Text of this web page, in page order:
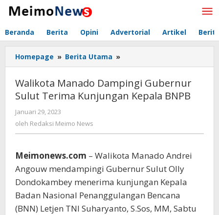
Lewati
Beranda Berita Opini Advertorial Artikel
Homepage » Berita Utama »
Manado
Gubernur
Sulut
Walikota Manado Dampingi Gubernur
Sulut Terima Kunjungan Kepala BNPB
Januari 29, 2023
Redaksi
oleh Redaksi Meimo News
Meimonews.com – Walikota Manado Andrei
Angouw mendampingi Gubernur Sulut Olly
Dondokambey menerima kunjungan Kepala
Badan Nasional Penanggulangan Bencana
(BNN) Letjen TNI Suharyanto, S.Sos, MM, Sabtu